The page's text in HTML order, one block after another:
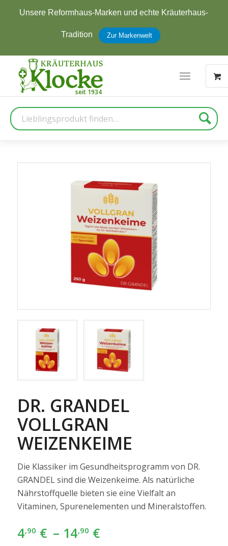
Jetzt zum Newsletter anmelden und5 € Rabatt
erhalten Zur Anmeldung
Suche
DR. GRANDEL
VOLLGRAN
WEIZENKEIME
Die Klassiker im Gesundheitsprogramm von DR.
GRANDEL sind die Weizenkeime. Als natürliche
Nährstoffquelle bieten sie eine Vielfalt an
Vitaminen, Spurenelementen und Mineralstoffen.
4,90 € – 14,90 €